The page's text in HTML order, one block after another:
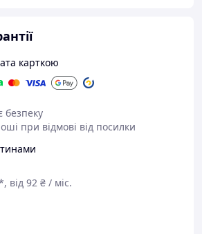
карткою
безпеку
при відмові від посилки
від 92 ₴ / міс.